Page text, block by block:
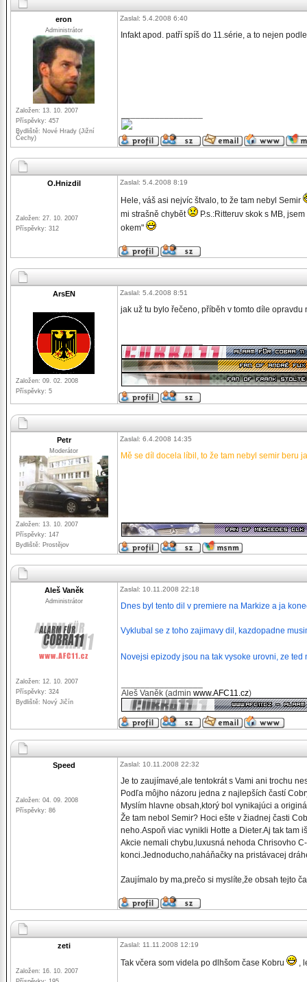
eron
Administrátor
Založen: 13. 10. 2007
Příspěvky: 457
Bydliště: Nové Hrady (Jižní
Čechy)
Zaslal: 5.4.2008 6:40
Infakt apod. patří spíš do 11.série, a to nejen
O.Hnizdil
Založen: 27. 10. 2007
Příspěvky: 312
Zaslal: 5.4.2008 8:19
Hele, váš asi nejvíc štvalo, to že tam nebyl Semir
mi strašně chybět
P.s.:Ritteruv skok s MB,
okem"
ArsEN
Založen: 09. 02. 2008
Příspěvky: 5
Zaslal: 5.4.2008 8:51
jak už tu bylo řečeno, příběh v tomto díle opravdu
Petr
Moderátor
Založen: 13. 10. 2007
Příspěvky: 147
Bydliště: Prostějov
Zaslal: 6.4.2008 14:35
Mě se díl docela líbil, to že tam nebyl semir beru
Aleš Vaněk
Administrátor
Založen: 12. 10. 2007
Příspěvky: 324
Bydliště: Nový Jičín
Zaslal: 10.11.2008 22:18
Dnes byl tento dil v premiere na Markize a ja
Vyklubal se z toho zajimavy dil, kazdopadne
Novejsi epizody jsou na tak vysoke urovni, ze
Aleš Vaněk (admin www.AFC11.cz)
Speed
Založen: 04. 09. 2008
Příspěvky: 86
Zaslal: 10.11.2008 22:32
Je to zaujímavé,ale tentokrát s Vami ani trochu
Podľa môjho názoru jedna z najlepších častí
Myslím hlavne obsah,ktorý bol vynikajúci a
Že tam nebol Semir? Hoci ešte v žiadnej časti
neho.Aspoň viac vynikli Hotte a Dieter.Aj tak tam
Akcie nemali chybu,luxusná nehoda Chrisovho
konci.Jednoducho,naháňačky na pristávacej
Zaujímalo by ma,prečo si myslíte,že obsah tejto
zeti
Založen: 16. 10. 2007
Zaslal: 11.11.2008 12:19
Tak včera som videla po dlhšom čase Kobru ,